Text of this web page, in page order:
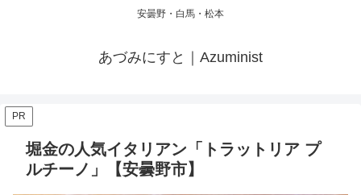
安曇野・白馬・松本
あづみにすと｜Azuminist
PR
堀金の人気イタリアン「トラットリア プ
ルチーノ」【安曇野市】